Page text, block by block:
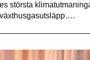
största